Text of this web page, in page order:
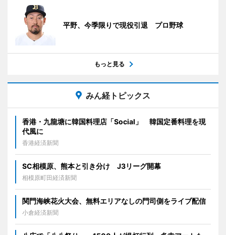
平野、今季限りで現役引退 プロ野球
もっと見る
みん経トピックス
香港・九龍塘に韓国料理店「Social」 韓国定番料理を現
代風に
香港経済新聞
SC相模原、熊本と引き分け J3リーグ開幕
相模原町田経済新聞
関門海峡花火大会、無料エリアなしの門司側をライブ配信
小倉経済新聞